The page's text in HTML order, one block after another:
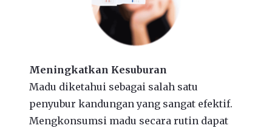
Meningkatkan Kesuburan
Madu diketahui sebagai salah satu
penyubur kandungan yang sangat efektif.
Mengkonsumsi madu secara rutin dapat